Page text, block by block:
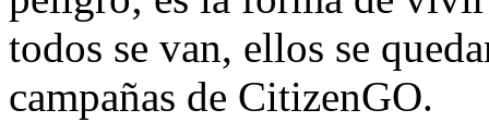
todos se van, ellos se
campañas de CitizenGO.